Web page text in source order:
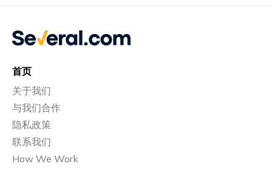
首页
关于我们
与我们合作
隐私政策
联系我们
How We Work